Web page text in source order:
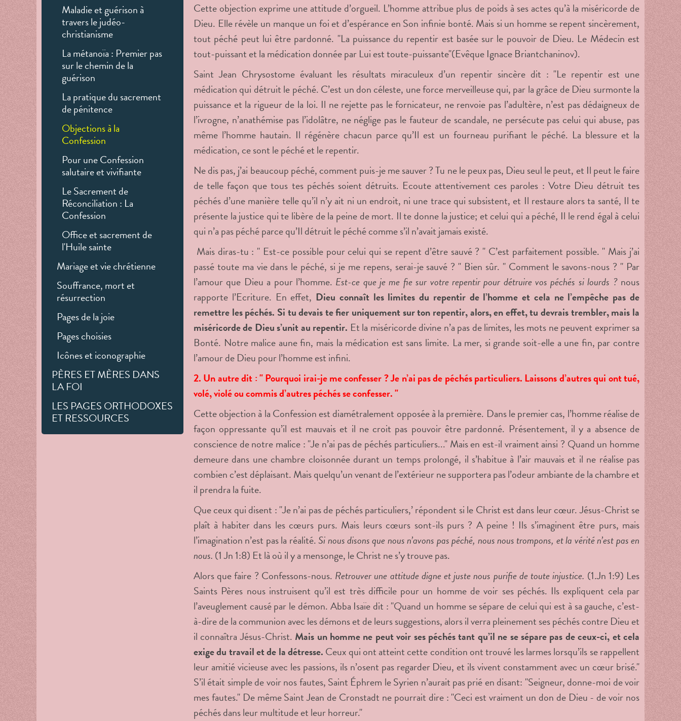
Maladie et guérison à
travers le judéo-
christianisme
La métanoïa : Premier pas
sur le chemin de la
guérison
La pratique du sacrement
de pénitence
Objections à la
Confession
Pour une Confession
salutaire et vivifiante
Le Sacrement de
Réconciliation : La
Confession
Office et sacrement de
l'Huile sainte
Mariage et vie chrétienne
Souffrance, mort et
résurrection
Pages de la joie
Pages choisies
Icônes et iconographie
PÈRES ET MÈRES DANS
LA FOI
LES PAGES ORTHODOXES
ET RESSOURCES
Cette objection exprime une attitude d’orgueil. L’homme attribue plus de poids à ses actes qu’à la miséricorde de
Dieu. Elle révèle un manque un foi et d’espérance en Son infinie bonté. Mais si un homme se repent sincèrement,
tout péché peut lui être pardonné. "La puissance du repentir est basée sur le pouvoir de Dieu. Le Médecin est
tout-puissant et la médication donnée par Lui est toute-puissante"(Evêque Ignace Briantchaninov).
Saint Jean Chrysostome évaluant les résultats miraculeux d’un repentir sincère dit : "Le repentir est une
médication qui détruit le péché. C’est un don céleste, une force merveilleuse qui, par la grâce de Dieu surmonte la
puissance et la rigueur de la loi. Il ne rejette pas le fornicateur, ne renvoie pas l’adultère, n’est pas dédaigneux de
l’ivrogne, n’anathémise pas l’idolâtre, ne néglige pas le fauteur de scandale, ne persécute pas celui qui abuse, pas
même l’homme hautain. Il régénère chacun parce qu’Il est un fourneau purifiant le péché. La blessure et la
médication, ce sont le péché et le repentir.
Ne dis pas, j’ai beaucoup péché, comment puis-je me sauver ? Tu ne le peux pas, Dieu seul le peut, et Il peut le faire
de telle façon que tous tes péchés soient détruits. Ecoute attentivement ces paroles : Votre Dieu détruit tes
péchés d’une manière telle qu’il n’y ait ni un endroit, ni une trace qui subsistent, et Il restaure alors ta santé, Il te
présente la justice qui te libère de la peine de mort. Il te donne la justice; et celui qui a péché, Il le rend égal à celui
qui n’a pas péché parce qu’Il détruit le péché comme s’il n’avait jamais existé.
Mais diras-tu : " Est-ce possible pour celui qui se repent d’être sauvé ? " C’est parfaitement possible. " Mais j’ai
passé toute ma vie dans le péché, si je me repens, serai-je sauvé ? " Bien sûr. " Comment le savons-nous ? " Par
l’amour que Dieu a pour l’homme. Est-ce que je me fie sur votre repentir pour détruire vos péchés si lourds ?nous
rapporte l’Ecriture. En effet, Dieu connaît les limites du repentir de l’homme et cela ne l’empêche pas de
remettre les péchés. Si tu devais te fier uniquement sur ton repentir, alors, en effet, tu devrais trembler, mais la
miséricorde de Dieu s’unit au repentir. Et la miséricorde divine n’a pas de limites, les mots ne peuvent exprimer sa
Bonté. Notre malice aune fin, mais la médication est sans limite. La mer, si grande soit-elle a une fin, par contre
l’amour de Dieu pour l’homme est infini.
2. Un autre dit : " Pourquoi irai-je me confesser ? Je n’ai pas de péchés particuliers. Laissons d’autres qui ont tué,
volé, violé ou commis d’autres péchés se confesser. "
Cette objection à la Confession est diamétralement opposée à la première. Dans le premier cas, l’homme réalise de
façon oppressante qu’il est mauvais et il ne croit pas pouvoir être pardonné. Présentement, il y a absence de
conscience de notre malice : "Je n’ai pas de péchés particuliers..." Mais en est-il vraiment ainsi ? Quand un homme
demeure dans une chambre cloisonnée durant un temps prolongé, il s’habitue à l’air mauvais et il ne réalise pas
combien c’est déplaisant. Mais quelqu’un venant de l’extérieur ne supportera pas l’odeur ambiante de la chambre et
il prendra la fuite.
Que ceux qui disent : "Je n’ai pas de péchés particuliers,’ répondent si le Christ est dans leur cœur. Jésus-Christ se
plaît à habiter dans les cœurs purs. Mais leurs cœurs sont-ils purs ? A peine ! Ils s’imaginent être purs, mais
l’imagination n’est pas la réalité.Si nous disons que nous n’avons pas péché, nous nous trompons, et la vérité n’est pas en
nous. (1 Jn 1:8) Et là où il y a mensonge, le Christ ne s’y trouve pas.
Alors que faire ? Confessons-nous. Retrouver une attitude digne et juste nous purifie de toute injustice. (1.Jn 1:9) Les
Saints Pères nous instruisent qu’il est très difficile pour un homme de voir ses péchés. Ils expliquent cela par
l’aveuglement causé par le démon. Abba Isaïe dit : "Quand un homme se sépare de celui qui est à sa gauche, c’est-
à-dire de la communion avec les démons et de leurs suggestions, alors il verra pleinement ses péchés contre Dieu et
il connaîtra Jésus-Christ. Mais un homme ne peut voir ses péchés tant qu’il ne se sépare pas de ceux-ci, et cela
exige du travail et de la détresse. Ceux qui ont atteint cette condition ont trouvé les larmes lorsqu’ils se rappellent
leur amitié vicieuse avec les passions, ils n’osent pas regarder Dieu, et ils vivent constamment avec un cœur brisé."
S’il était simple de voir nos fautes, Saint Éphrem le Syrien n’aurait pas prié en disant: "Seigneur, donne-moi de voir
mes fautes." De même Saint Jean de Cronstadt ne pourrait dire : "Ceci est vraiment un don de Dieu - de voir nos
péchés dans leur multitude et leur horreur."